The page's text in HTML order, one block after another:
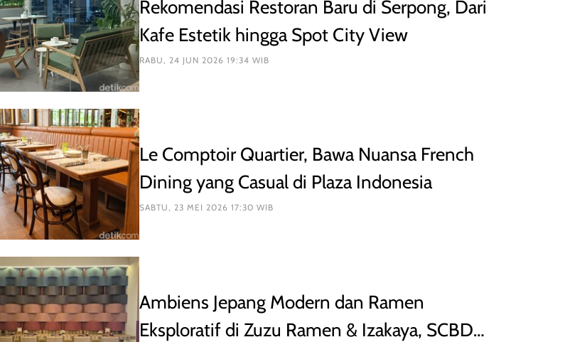
Rekomendasi Restoran Baru di Serpong, Dari
Kafe Estetik hingga Spot City View
RABU, 24 JUN 2026 19:34 WIB
Le Comptoir Quartier, Bawa Nuansa French
Dining yang Casual di Plaza Indonesia
SABTU, 23 MEI 2026 17:30 WIB
Ambiens Jepang Modern dan Ramen
Eksploratif di Zuzu Ramen & Izakaya, SCBD